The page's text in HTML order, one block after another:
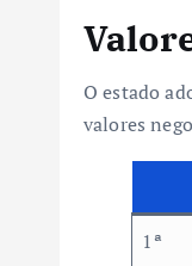
O estado
valores
1ª